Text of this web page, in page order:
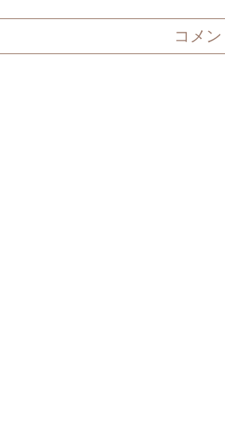
コメ